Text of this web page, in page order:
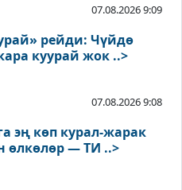
07.08.2026 9:09
рейди: Чүйдө
жапайы кара куурай жок ..>
07.08.2026 9:08
эң көп курал-жарак
өлкөлөр — ТИ ..>